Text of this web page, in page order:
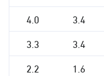
3.4
4.0
3.4
3.3
1.6
2.2